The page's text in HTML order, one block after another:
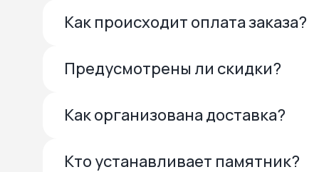
Как происходит оплата заказа?
Предусмотрены ли скидки?
Как организована доставка?
Кто устанавливает памятник?